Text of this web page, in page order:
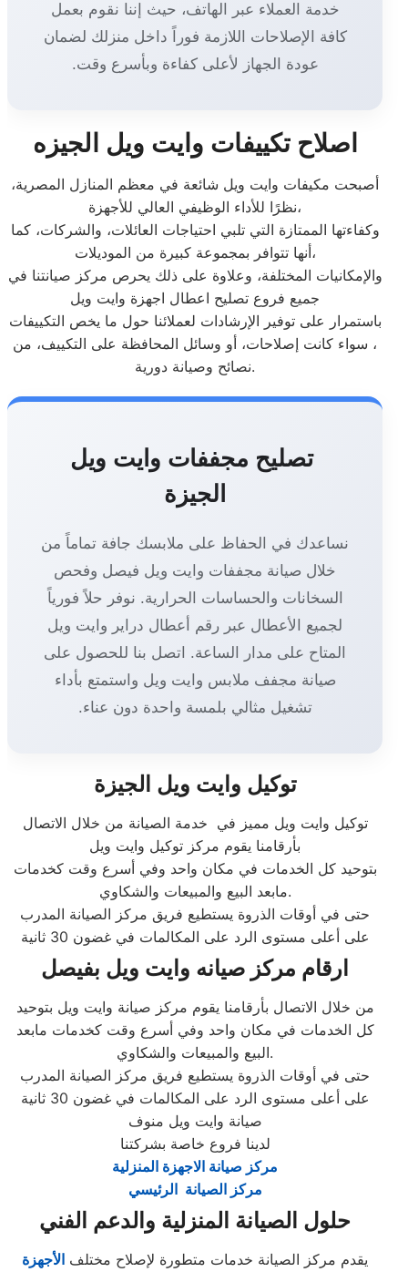
خدمة العملاء عبر الهاتف، حيث إننا نقوم بعمل
كافة الإصلاحات اللازمة فوراً داخل منزلك لضمان
عودة الجهاز لأعلى كفاءة وبأسرع وقت.
اصلاح تكييفات وايت ويل الجيزه
أصبحت مكيفات وايت ويل شائعة في معظم المنازل المصرية،
نظرًا للأداء الوظيفي العالي للأجهزة،
وكفاءتها الممتازة التي تلبي احتياجات العائلات، والشركات، كما
أنها تتوافر بمجموعة كبيرة من الموديلات،
والإمكانيات المختلفة، وعلاوة على ذلك يحرص مركز صيانتنا في
جميع فروع تصليح اعطال اجهزة وايت ويل
باستمرار على توفير الإرشادات لعملائنا حول ما يخص التكييفات
، سواء كانت إصلاحات، أو وسائل المحافظة على التكييف، من
نصائح وصيانة دورية.
تصليح مجففات وايت ويل
الجيزة
نساعدك في الحفاظ على ملابسك جافة تماماً من
خلال صيانة مجففات وايت ويل فيصل وفحص
السخانات والحساسات الحرارية. نوفر حلاً فورياً
لجميع الأعطال عبر رقم أعطال دراير وايت ويل
المتاح على مدار الساعة. اتصل بنا للحصول على
صيانة مجفف ملابس وايت ويل واستمتع بأداء
تشغيل مثالي بلمسة واحدة دون عناء.
توكيل وايت ويل الجيزة
توكيل وايت ويل مميز في خدمة الصيانة من خلال الاتصال
بأرقامنا يقوم مركز توكيل وايت ويل
بتوحيد كل الخدمات في مكان واحد وفي أسرع وقت كخدمات
مابعد البيع والمبيعات والشكاوي.
حتى في أوقات الذروة يستطيع فريق مركز الصيانة المدرب
على أعلى مستوى الرد على المكالمات في غضون 30 ثانية
ارقام مركز صيانه وايت ويل بفيصل
من خلال الاتصال بأرقامنا يقوم مركز صيانة وايت ويل بتوحيد
كل الخدمات في مكان واحد وفي أسرع وقت كخدمات مابعد
البيع والمبيعات والشكاوي.
حتى في أوقات الذروة يستطيع فريق مركز الصيانة المدرب
على أعلى مستوى الرد على المكالمات في غضون 30 ثانية
صيانة وايت ويل منوف
لدينا فروع خاصة بشركتنا
مركز صيانة الاجهزة المنزلية
مركز الصيانة الرئيسي
حلول الصيانة المنزلية والدعم الفني
يقدم مركز الصيانة خدمات متطورة لإصلاح مختلف الأجهزة